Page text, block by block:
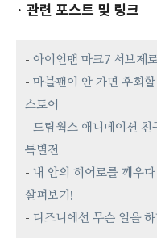
· 관련 포스트 및 링크
- 아이언맨 마크7 서브제
- 마블팬이 안 가면 후회
스토어
- 드림웍스 애니메이션
특별전
- 내 안의 히어로를 깨우
살펴보기!
- 디즈니에선 무슨 일을